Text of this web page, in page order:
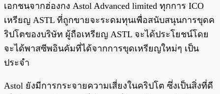
เอกชนจากฮ่องกง Astol Advanced limited ทุกการ ICO
เหรียญ ASTL ที่ถูกขายจะระดมทุนเพื่อสนับสนุนการขุดค
ริปโตของบริษัท ผู้ถือเหรียญ ASTL จะได้ประโยชน์โดย
จะได้พาสซีพอินคัมที่ได้จากการขุดเหรียญใหม่ๆ เป็น
ประจำ
Astol ยังมีการกระจายความเสี่ยงในคริปโต ซึ่งเป็นสิ่งที่ดี